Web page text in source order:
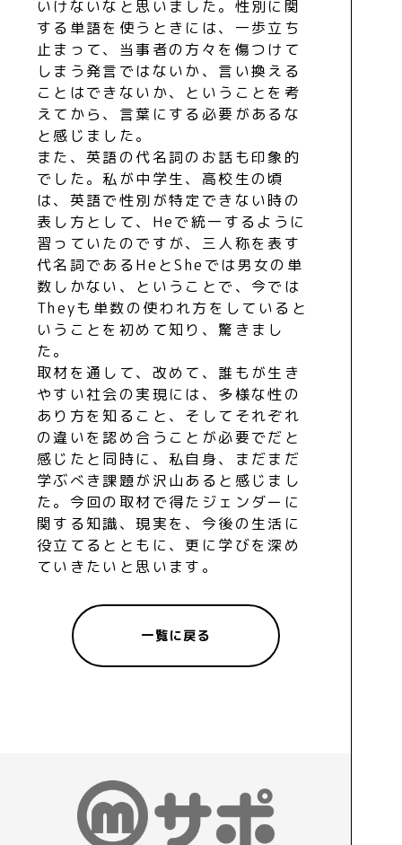
いけないなと思いました。性別に関
する単語を使うときには、一歩立ち
止まって、当事者の方々を傷つけて
しまう発言ではないか、言い換える
ことはできないか、ということを考
えてから、言葉にする必要があるな
と感じました。
また、英語の代名詞のお話も印象的
でした。私が中学生、高校生の頃
は、英語で性別が特定できない時の
表し方として、Heで統一するように
習っていたのですが、三人称を表す
代名詞であるHeとSheでは男女の単
数しかない、ということで、今では
Theyも単数の使われ方をしていると
いうことを初めて知り、驚きまし
た。
取材を通して、改めて、誰もが生き
やすい社会の実現には、多様な性の
あり方を知ること、そしてそれぞれ
の違いを認め合うことが必要でだと
感じたと同時に、私自身、まだまだ
学ぶべき課題が沢山あると感じまし
た。今回の取材で得たジェンダーに
関する知識、現実を、今後の生活に
役立てるとともに、更に学びを深め
ていきたいと思います。
一覧に戻る